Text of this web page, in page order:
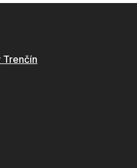
Trenčín